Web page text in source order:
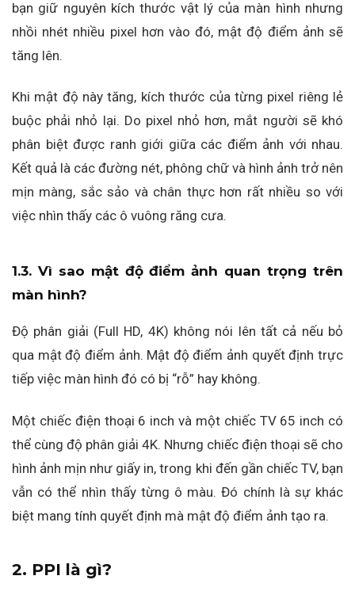
bạn giữ nguyên kích thước vật lý của màn hình nhưng
nhồi nhét nhiều pixel hơn vào đó, mật độ điểm ảnh sẽ
tăng lên.
Khi mật độ này tăng, kích thước của từng pixel riêng lẻ
buộc phải nhỏ lại. Do pixel nhỏ hơn, mắt người sẽ khó
phân biệt được ranh giới giữa các điểm ảnh với nhau.
Kết quả là các đường nét, phông chữ và hình ảnh trở nên
mịn màng, sắc sảo và chân thực hơn rất nhiều so với
việc nhìn thấy các ô vuông răng cưa.
1.3. Vì sao mật độ điểm ảnh quan trọng trên
màn hình?
Độ phân giải (Full HD, 4K) không nói lên tất cả nếu bỏ
qua mật độ điểm ảnh. Mật độ điểm ảnh quyết định trực
tiếp việc màn hình đó có bị “rỗ” hay không.
Một chiếc điện thoại 6 inch và một chiếc TV 65 inch có
thể cùng độ phân giải 4K. Nhưng chiếc điện thoại sẽ cho
hình ảnh mịn như giấy in, trong khi đến gần chiếc TV, bạn
vẫn có thể nhìn thấy từng ô màu. Đó chính là sự khác
biệt mang tính quyết định mà mật độ điểm ảnh tạo ra.
2. PPI là gì?